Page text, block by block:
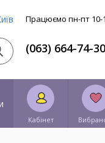
Працюємо пн-пт 10-
(063) 664-74-30
Кабінет